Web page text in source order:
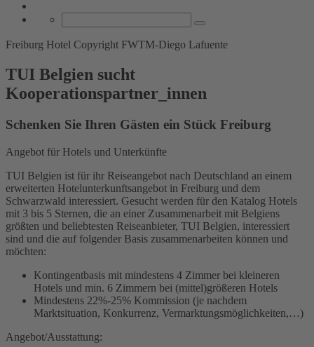
Freiburg Hotel Copyright FWTM-Diego Lafuente
TUI Belgien sucht
Kooperationspartner_innen
Schenken Sie Ihren Gästen ein Stück Freiburg
Angebot für Hotels und Unterkünfte
TUI Belgien ist für ihr Reiseangebot nach Deutschland an einem
erweiterten Hotelunterkunftsangebot in Freiburg und dem
Schwarzwald interessiert. Gesucht werden für den Katalog Hotels
mit 3 bis 5 Sternen, die an einer Zusammenarbeit mit Belgiens
größten und beliebtesten Reiseanbieter, TUI Belgien, interessiert
sind und die auf folgender Basis zusammenarbeiten können und
möchten:
Kontingentbasis mit mindestens 4 Zimmer bei kleineren
Hotels und min. 6 Zimmern bei (mittel)größeren Hotels
Mindestens 22%-25% Kommission (je nachdem
Marktsituation, Konkurrenz, Vermarktungsmöglichkeiten,…)
Angebot/Ausstattung: